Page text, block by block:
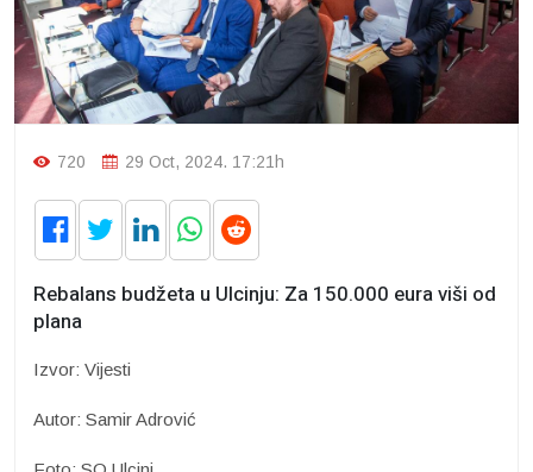
720 29 Oct, 2024. 17:21h
Rebalans budžeta u Ulcinju: Za 150.000 eura viši od
plana
Izvor: Vijesti
Autor: Samir Adrović